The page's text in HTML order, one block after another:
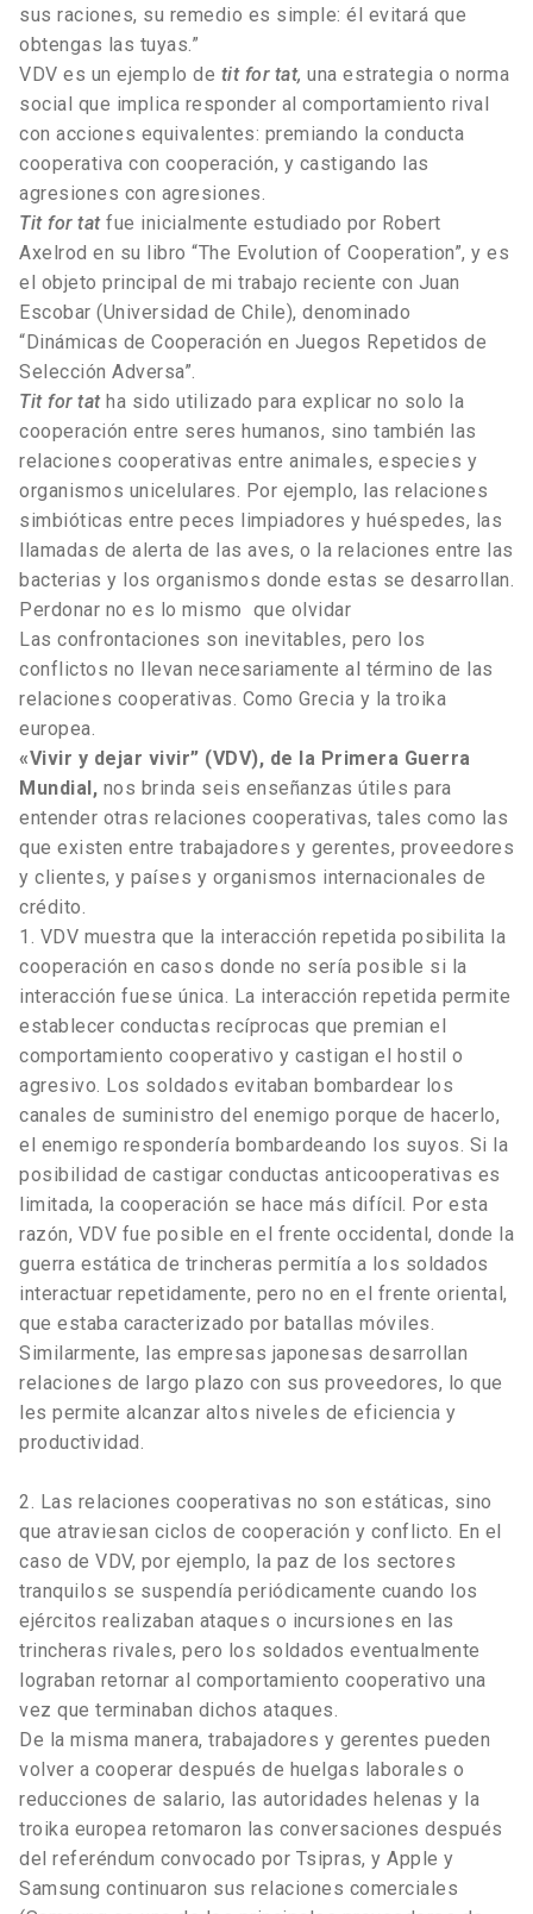
sus raciones, su remedio es simple: él evitará que
obtengas las tuyas.”
VDV es un ejemplo de tit for tat, una estrategia o norma
social que implica responder al comportamiento rival
con acciones equivalentes: premiando la conducta
cooperativa con cooperación, y castigando las
agresiones con agresiones.
Tit for tatfue inicialmente estudiado por Robert
Axelrod en su libro “The Evolution of Cooperation”, y es
el objeto principal de mi trabajo reciente con Juan
Escobar (Universidad de Chile), denominado
“Dinámicas de Cooperación en Juegos Repetidos de
Selección Adversa”.
Tit for tatha sido utilizado para explicar no solo la
cooperación entre seres humanos, sino también las
relaciones cooperativas entre animales, especies y
organismos unicelulares. Por ejemplo, las relaciones
simbióticas entre peces limpiadores y huéspedes, las
llamadas de alerta de las aves, o la relaciones entre las
bacterias y los organismos donde estas se desarrollan.
Perdonar no es lo mismo que olvidar
Las confrontaciones son inevitables, pero los
conflictos no llevan necesariamente al término de las
relaciones cooperativas. Como Grecia y la troika
europea.
«Vivir y dejar vivir” (VDV), de la Primera Guerra
Mundial, nos brinda seis enseñanzas útiles para
entender otras relaciones cooperativas, tales como las
que existen entre trabajadores y gerentes, proveedores
y clientes, y países y organismos internacionales de
crédito.
1. VDV muestra que la interacción repetida posibilita la
cooperación en casos donde no sería posible si la
interacción fuese única. La interacción repetida permite
establecer conductas recíprocas que premian el
comportamiento cooperativo y castigan el hostil o
agresivo. Los soldados evitaban bombardear los
canales de suministro del enemigo porque de hacerlo,
el enemigo respondería bombardeando los suyos. Si la
posibilidad de castigar conductas anticooperativas es
limitada, la cooperación se hace más difícil. Por esta
razón, VDV fue posible en el frente occidental, donde la
guerra estática de trincheras permitía a los soldados
interactuar repetidamente, pero no en el frente oriental,
que estaba caracterizado por batallas móviles.
Similarmente, las empresas japonesas desarrollan
relaciones de largo plazo con sus proveedores, lo que
les permite alcanzar altos niveles de eficiencia y
productividad.
2. Las relaciones cooperativas no son estáticas, sino
que atraviesan ciclos de cooperación y conflicto. En el
caso de VDV, por ejemplo, la paz de los sectores
tranquilos se suspendía periódicamente cuando los
ejércitos realizaban ataques o incursiones en las
trincheras rivales, pero los soldados eventualmente
lograban retornar al comportamiento cooperativo una
vez que terminaban dichos ataques.
De la misma manera, trabajadores y gerentes pueden
volver a cooperar después de huelgas laborales o
reducciones de salario, las autoridades helenas y la
troika europea retomaron las conversaciones después
del referéndum convocado por Tsipras, y Apple y
Samsung continuaron sus relaciones comerciales